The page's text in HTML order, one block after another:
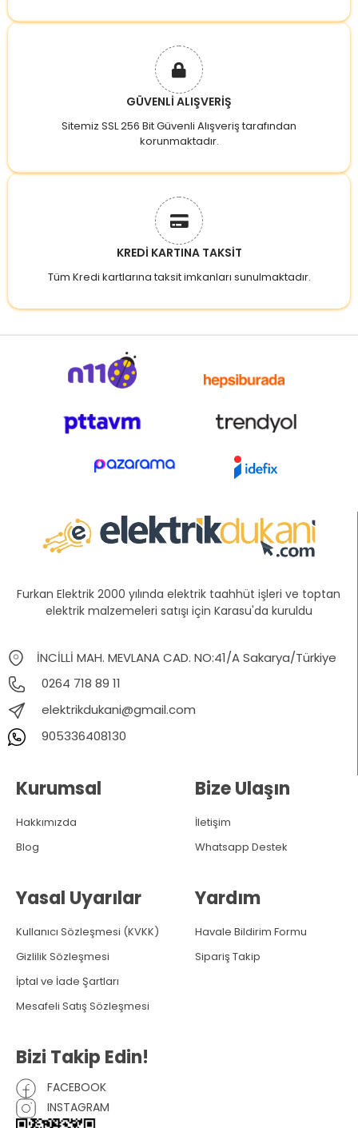
GÜVENLİ ALIŞVERİŞ
Sitemiz SSL 256 Bit Güvenli Alışveriş tarafından
korunmaktadır.
KREDİ KARTINA TAKSİT
Tüm Kredi kartlarına taksit imkanları sunulmaktadır.
Furkan Elektrik 2000 yılında elektrik taahhüt işleri ve toptan
elektrik malzemeleri satışı için Karasu'da kuruldu
İNCİLLİ MAH. MEVLANA CAD. NO:41/A Sakarya/Türkiye
0264 718 89 11
elektrikdukani@gmail.com
905336408130
Kurumsal
Hakkımızda
Blog
Yasal Uyarılar
Kullanıcı Sözleşmesi (KVKK)
Gizlilik Sözleşmesi
İptal ve İade Şartları
Mesafeli Satış Sözleşmesi
Bize Ulaşın
İletişim
Whatsapp Destek
Yardım
Havale Bildirim Formu
Sipariş Takip
Bizi Takip Edin!
FACEBOOK
INSTAGRAM